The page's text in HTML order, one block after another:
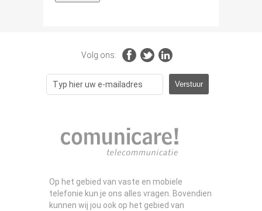
Volg ons:
Op het gebied van vaste en mobiele
telefonie kun je ons alles vragen. Bovendien
kunnen wij jou ook op het gebied van